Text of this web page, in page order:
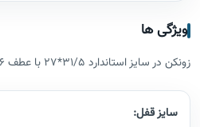
ویژگی ها
زونکن در سایز استاندارد 31/5*27 با عطف 6 سانتیمتر تولید می شود.
سایز قفل: